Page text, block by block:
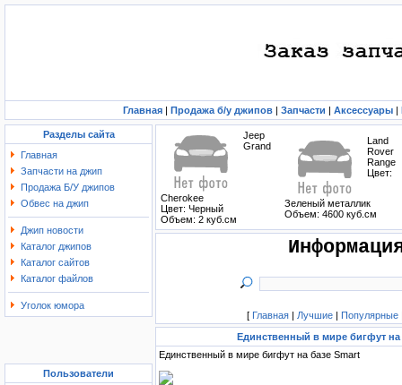
Главная | Продажа б/у джипов | Запчасти | Аксессуары |
Разделы сайта
Главная
Запчасти на джип
Продажа Б/У джипов
Обвес на джип
Джип новости
Каталог джипов
Каталог сайтов
Каталог файлов
Уголок юмора
Пользователи
Jeep
Grand
Cherokee
Цвет: Черный
Объем: 2 куб.см
Land
Rover
Range
Цвет:
Зеленый металлик
Объем: 4600 куб.см
[ Главная | Лучшие | Популярные
Единственный в мире бигфут на
Единственный в мире бигфут на базе Smart